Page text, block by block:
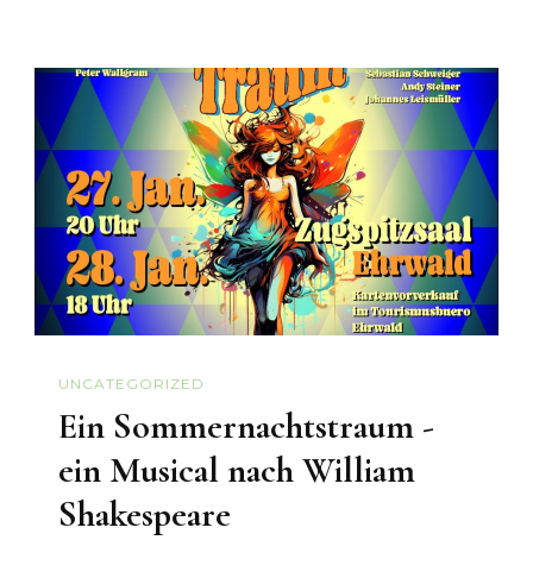
UNCATEGORIZED
Ein Sommernachtstraum -
ein Musical nach William
Shakespeare